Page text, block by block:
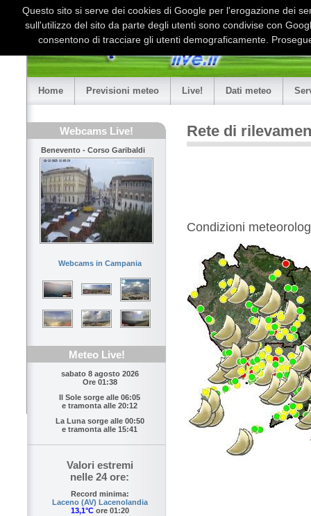
Home Previsioni meteo Live! Dati meteo
Webcams Live!
Benevento - Corso Garibaldi
Webcams in Campania
Meteo Live!
sabato 8 agosto 2026
Ore 01:38
Il Sole sorge alle 06:05
e tramonta alle 20:12
La Luna sorge alle 00:50
e tramonta alle 15:41
Valori estremi
nelle 24 ore:
Record minima:
Laceno (AV) Lacenolandia
13,1°Core 01:20
Rete di
Condizioni
Questo sito si serve dei cookies di Google per l'erogazione dei
sull'utilizzo del sito da parte degli utenti sono condivise con
consentono di tracciare gli utenti demograficamente.